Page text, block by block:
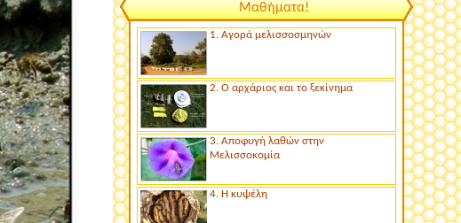
Μαθήματα!
1. Αγορά μελισσοσμηνών
2. Ο αρχάριος και το ξεκίνημα
3. Αποφυγή λαθών στην
Μελισσοκομία
4. Η κυψέλη